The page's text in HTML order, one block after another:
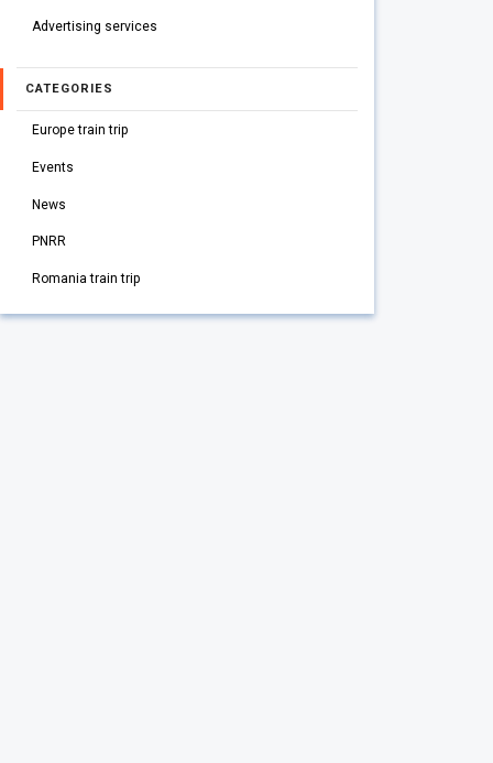
Advertising services
CATEGORIES
Europe train trip
Events
News
PNRR
Romania train trip